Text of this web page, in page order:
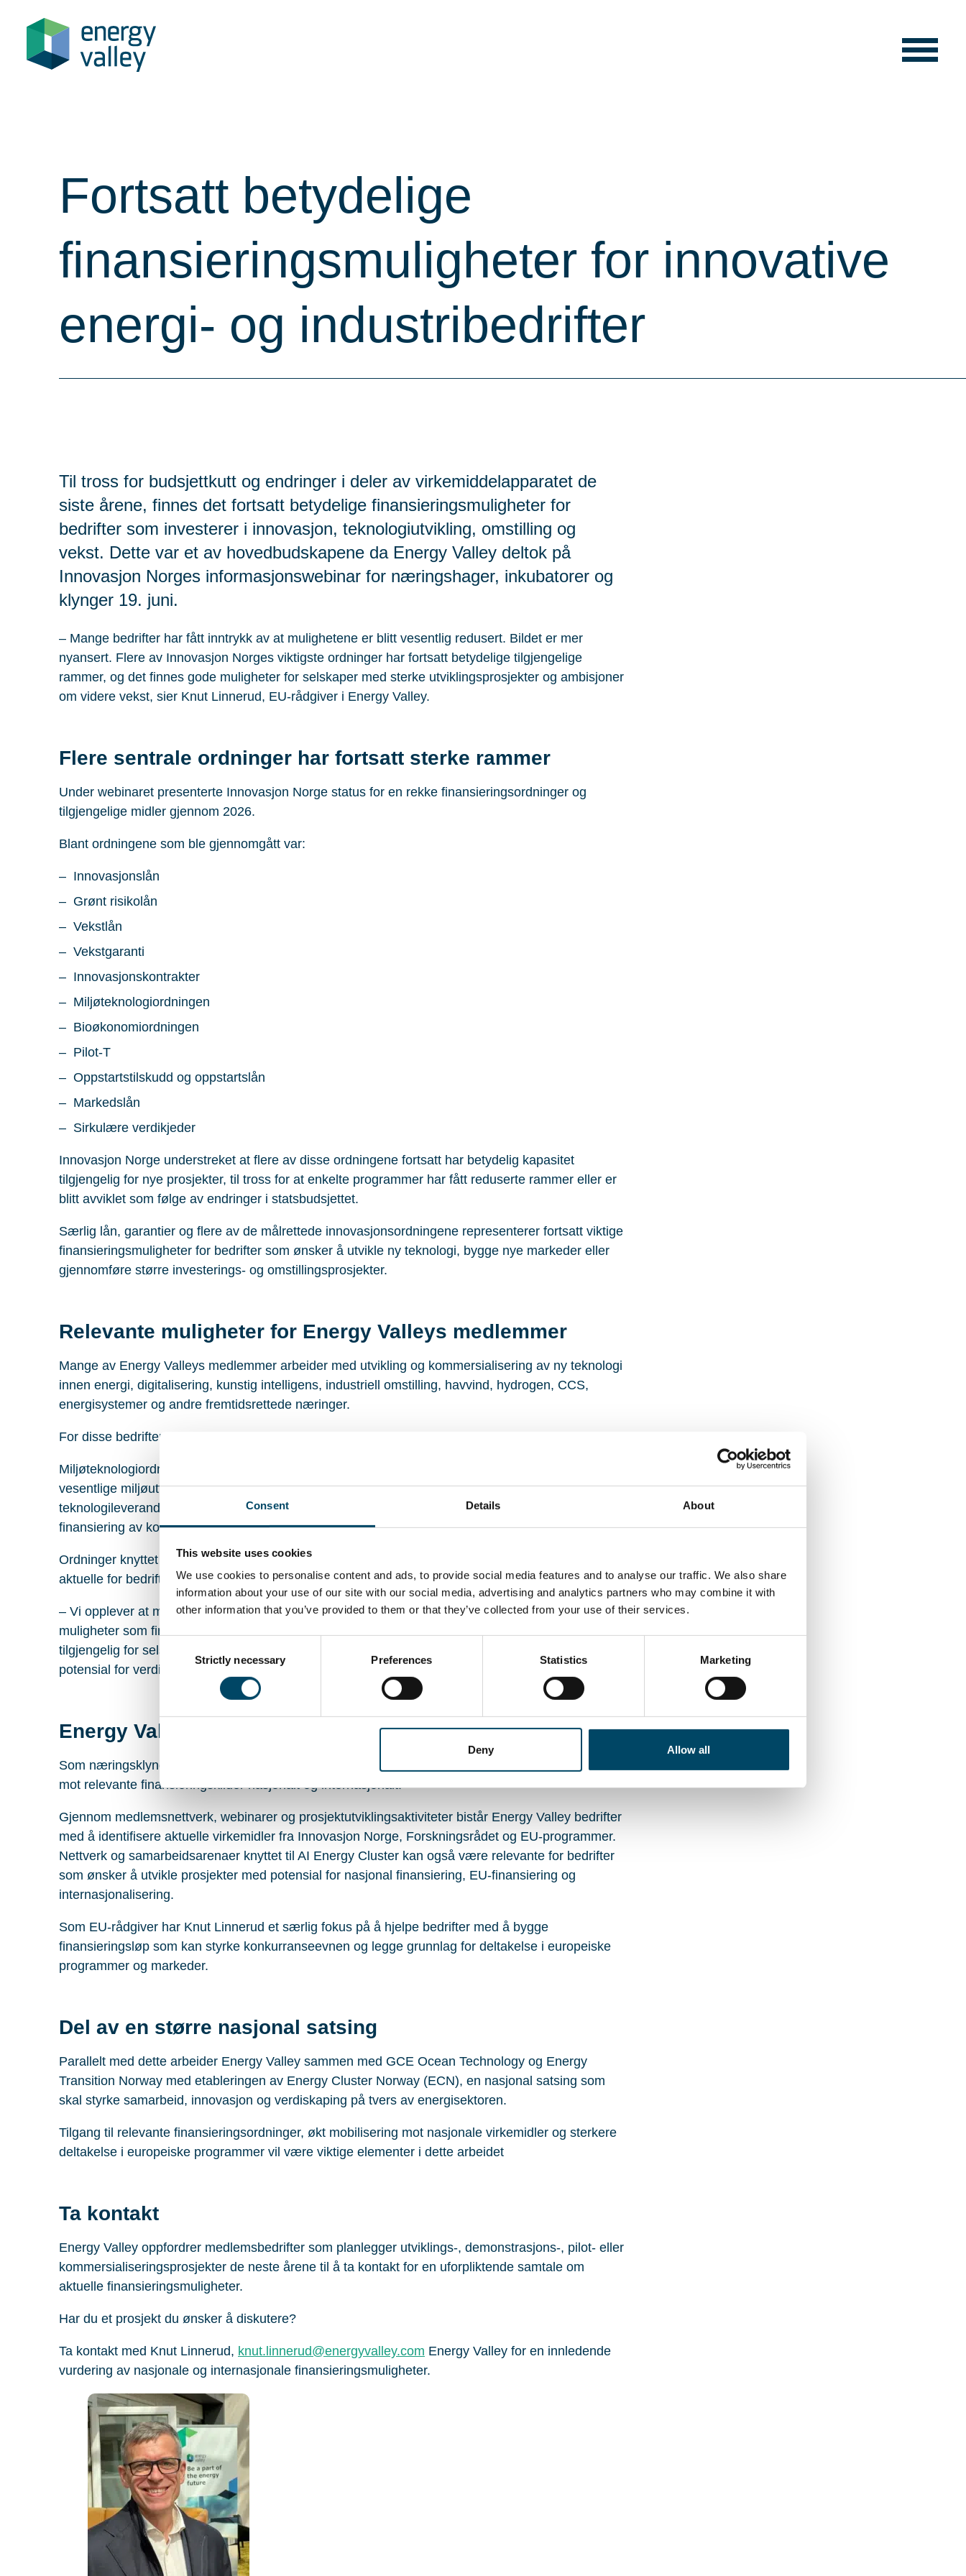
Consent Details About
This website uses cookies
We use cookies to personalise content and ads, to provide social media features and to analyse our traffic. We also share
information about your use of our site with our social media, advertising and analytics partners who may combine it with
other information that you’ve provided to them or that they’ve collected from your use of their services.
SelectionStrictly necessary Preferences Statistics Marketing
Deny Allow all
Fortsatt betydelige
finansieringsmuligheter for innovative
energi- og industribedrifter
Til tross for budsjettkutt og endringer i deler av virkemiddelapparatet de
siste årene, finnes det fortsatt betydelige finansieringsmuligheter for
bedrifter som investerer i innovasjon, teknologiutvikling, omstilling og
vekst. Dette var et av hovedbudskapene da Energy Valley deltok på
Innovasjon Norges informasjonswebinar for næringshager, inkubatorer og
klynger 19. juni.
– Mange bedrifter har fått inntrykk av at mulighetene er blitt vesentlig redusert. Bildet er mer
nyansert. Flere av Innovasjon Norges viktigste ordninger har fortsatt betydelige tilgjengelige
rammer, og det finnes gode muligheter for selskaper med sterke utviklingsprosjekter og ambisjoner
om videre vekst, sier Knut Linnerud, EU-rådgiver i Energy Valley.
Flere sentrale ordninger har fortsatt sterke rammer
Under webinaret presenterte Innovasjon Norge status for en rekke finansieringsordninger og
tilgjengelige midler gjennom 2026.
Blant ordningene som ble gjennomgått var:
Innovasjonslån
Grønt risikolån
Vekstlån
Vekstgaranti
Innovasjonskontrakter
Miljøteknologiordningen
Bioøkonomiordningen
Pilot-T
Oppstartstilskudd og oppstartslån
Markedslån
Sirkulære verdikjeder
Innovasjon Norge understreket at flere av disse ordningene fortsatt har betydelig kapasitet
tilgjengelig for nye prosjekter, til tross for at enkelte programmer har fått reduserte rammer eller er
blitt avviklet som følge av endringer i statsbudsjettet.
Særlig lån, garantier og flere av de målrettede innovasjonsordningene representerer fortsatt viktige
finansieringsmuligheter for bedrifter som ønsker å utvikle ny teknologi, bygge nye markeder eller
gjennomføre større investerings- og omstillingsprosjekter.
Relevante muligheter for Energy Valleys medlemmer
Mange av Energy Valleys medlemmer arbeider med utvikling og kommersialisering av ny teknologi
innen energi, digitalisering, kunstig intelligens, industriell omstilling, havvind, hydrogen, CCS,
energisystemer og andre fremtidsrettede næringer.
For disse bedriftene kan flere av Innovasjon Norges virkemidler være særlig relevante.
Miljøteknologiordningen kan bidra til utvikling og testing av innovative teknologier som løser
vesentlige miljøutfordringer. Innovasjonskontrakter kan støtte samarbeid mellom
teknologileverandører og pilotkunder. Innovasjonslån, vekstlån og risikolån kan bidra til
finansiering av kommersialisering, oppskalering og internasjonalisering.
Ordninger knyttet til sirkulære verdikjeder, bioøkonomi og grønne investeringer kan også være
aktuelle for bedrifter som arbeider med energiomstilling og utvikling av nye industrielle verdikjeder.
– Vi opplever at mange bedrifter har gode prosjekter, men at de ikke alltid kjenner til hvilke
muligheter som finnes. Derfor er det viktig å synliggjøre at det fortsatt er betydelige midler
tilgjengelig for selskaper som kan dokumentere innovasjonshøyde, markedsmuligheter og
potensial for verdiskaping, sier Linnerud.
Energy Valley vil bidra til økt mobilisering
Som næringsklynge og medlemsorganisasjon arbeider Energy Valley aktivt med å koble bedrifter
mot relevante finansieringskilder nasjonalt og internasjonalt.
Gjennom medlemsnettverk, webinarer og prosjektutviklingsaktiviteter bistår Energy Valley bedrifter
med å identifisere aktuelle virkemidler fra Innovasjon Norge, Forskningsrådet og EU-programmer.
Nettverk og samarbeidsarenaer knyttet til AI Energy Cluster kan også være relevante for bedrifter
som ønsker å utvikle prosjekter med potensial for nasjonal finansiering, EU-finansiering og
internasjonalisering.
Som EU-rådgiver har Knut Linnerud et særlig fokus på å hjelpe bedrifter med å bygge
finansieringsløp som kan styrke konkurranseevnen og legge grunnlag for deltakelse i europeiske
programmer og markeder.
Del av en større nasjonal satsing
Parallelt med dette arbeider Energy Valley sammen med GCE Ocean Technology og Energy
Transition Norway med etableringen av Energy Cluster Norway (ECN), en nasjonal satsing som
skal styrke samarbeid, innovasjon og verdiskaping på tvers av energisektoren.
Tilgang til relevante finansieringsordninger, økt mobilisering mot nasjonale virkemidler og sterkere
deltakelse i europeiske programmer vil være viktige elementer i dette arbeidet
Ta kontakt
Energy Valley oppfordrer medlemsbedrifter som planlegger utviklings-, demonstrasjons-, pilot- eller
kommersialiseringsprosjekter de neste årene til å ta kontakt for en uforpliktende samtale om
aktuelle finansieringsmuligheter.
Har du et prosjekt du ønsker å diskutere?
Ta kontakt med Knut Linnerud, knut.linnerud@energyvalley.com Energy Valley for en innledende
vurdering av nasjonale og internasjonale finansieringsmuligheter.